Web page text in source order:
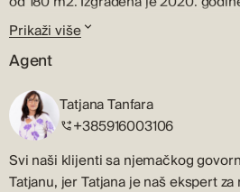
blagovaonicom – Dnevni boravak s
terasu – Jedna spavaća soba – Dvije
ispod stubišta KAT: – Glavna spavaća
kupaonicom – Dvije dodatne
kupaonica s hidromasažnom kadom
more U dvorištu je parking za više
MATERIJALI: – Stiropor fasada –
u svim prostorijama – Klima uređaji
Prikaži više
Agent
Tatjana Tanfara
+385916003106
Svi naši klijenti sa njemačkog
Tatjanu, jer Tatjana je naš ekspert